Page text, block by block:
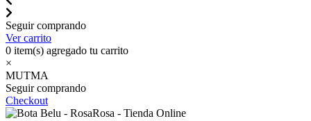
Seguir comprando
Ver carrito
0 item(s) agregado tu carrito
×
MUTMA
Seguir comprando
Checkout